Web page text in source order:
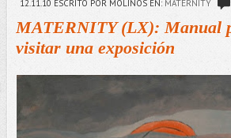
12.11.10 ESCRITO POR MOLINOS EN: MATERNITY
MATERNITY (LX): Manual
visitar una exposición